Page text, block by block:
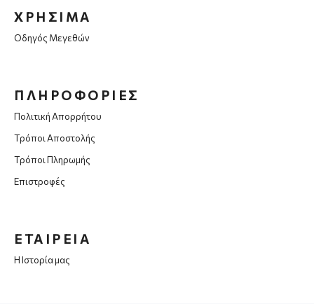
ΧΡΗΣΙΜΑ
Οδηγός Μεγεθών
ΠΛΗΡΟΦΟΡΙΕΣ
Πολιτική Απορρήτου
Τρόποι Αποστολής
Τρόποι Πληρωμής
Επιστροφές
ΕΤΑΙΡΕΙΑ
Η Ιστορία μας